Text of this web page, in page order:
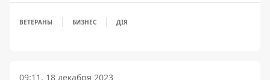
ВЕТЕРАНЫ БИЗНЕС ДІЯ
09:11, 18 декабря 2023